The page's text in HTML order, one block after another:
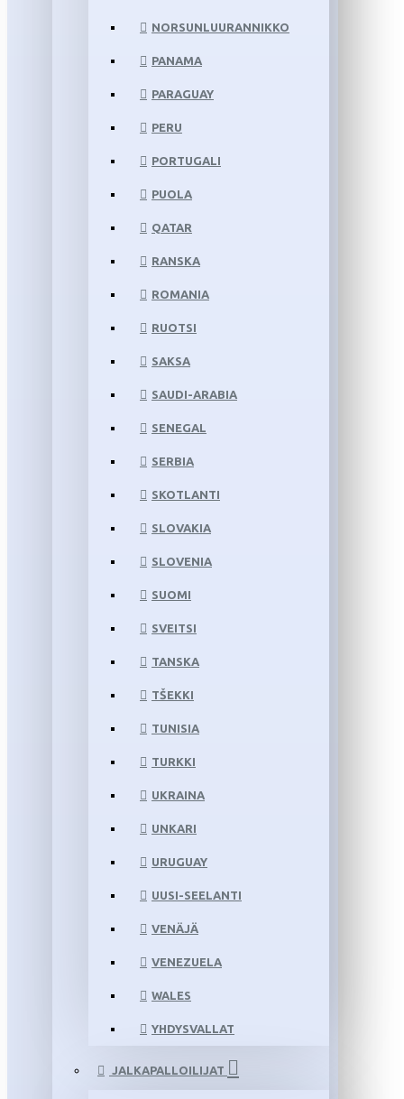
NORSUNLUURANNIKKO
PANAMA
PARAGUAY
PERU
PORTUGALI
PUOLA
QATAR
RANSKA
ROMANIA
RUOTSI
SAKSA
SAUDI-ARABIA
SENEGAL
SERBIA
SKOTLANTI
SLOVAKIA
SLOVENIA
SUOMI
SVEITSI
TANSKA
TŠEKKI
TUNISIA
TURKKI
UKRAINA
UNKARI
URUGUAY
UUSI-SEELANTI
VENÄJÄ
VENEZUELA
WALES
YHDYSVALLAT
JALKAPALLOILIJAT